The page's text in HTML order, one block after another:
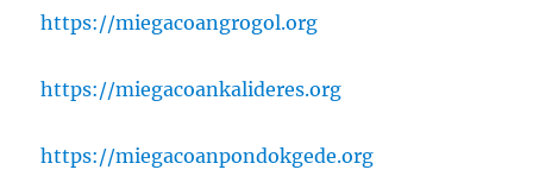
https://miegacoangrogol.org
https://miegacoankalideres.org
https://miegacoanpondokgede.org